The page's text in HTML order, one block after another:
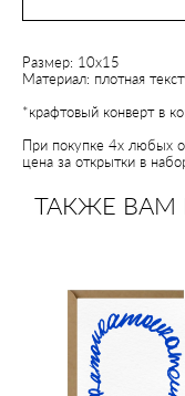
Размер: 10х15
Материал: плотная
*крафтовый конверт в
При покупке 4х любых
цена за открытки в
ТАКЖЕ ВАМ